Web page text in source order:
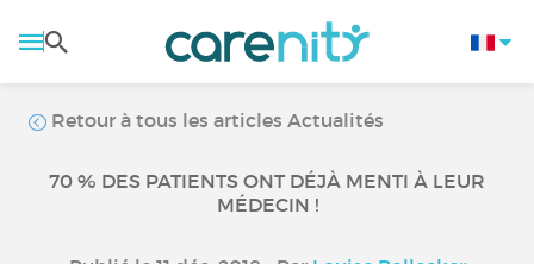
Retour à tous les articles Actualités
70 % DES PATIENTS ONT DÉJÀ MENTI À LEUR
MÉDECIN !